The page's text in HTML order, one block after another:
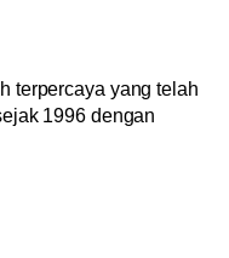
terpercaya yang telah
1996 dengan